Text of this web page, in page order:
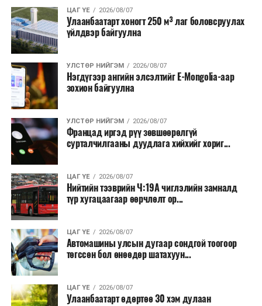
Түүнчлэн түлш, улаанбуудай, хүнсний ногооны нөөц
бүрдүүлэх зоорь, агуулах барих аж ахуйн нэгжүүдэд
хөнгөлөлттэй зээл олгох, цахилгааны хөнгөлөлт
үзүүлэхийг салбарын сайд нарт үүрэг болголоо.
ЦАГ ҮЕ 2026/08/07
Улаанбаатарт хоногт 250 м³ лаг боловсруулах
үйлдвэр байгуулна
УЛСТӨР НИЙГЭМ 2026/08/07
Нэгдүгээр ангийн элсэлтийг E-Mongolia-аар
зохион байгуулна
УЛСТӨР НИЙГЭМ 2026/08/07
Францад иргэд рүү зөвшөөрөлгүй
сурталчилгааны дуудлага хийхийг хориг...
ЦАГ ҮЕ 2026/08/07
Нийтийн тээврийн Ч:19А чиглэлийн замналд
түр хугацаагаар өөрчлөлт ор...
ЦАГ ҮЕ 2026/08/07
Автомашины улсын дугаар сондгой тоогоор
төгссөн бол өнөөдөр шатахуун...
ЦАГ ҮЕ 2026/08/07
Улаанбаатарт өдөртөө 30 хэм дулаан